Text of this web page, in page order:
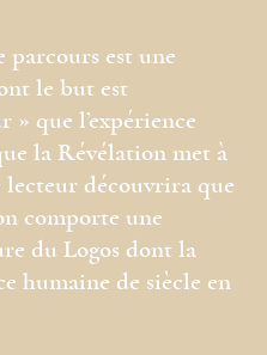
est une
le but est
que l’expérience
la Révélation met à
découvrira que
comporte une
du Logos dont la
humaine de siècle en